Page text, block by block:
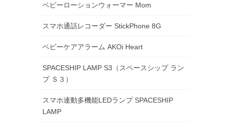
ベビーローションウォーマー Mom
スマホ通話レコーダー StickPhone 8G
ベビーケアアラーム AKOi Heart
SPACESHIP LAMP S3（スペースシップ ラン
プ Ｓ３）
スマホ連動多機能LEDランプ SPACESHIP
LAMP